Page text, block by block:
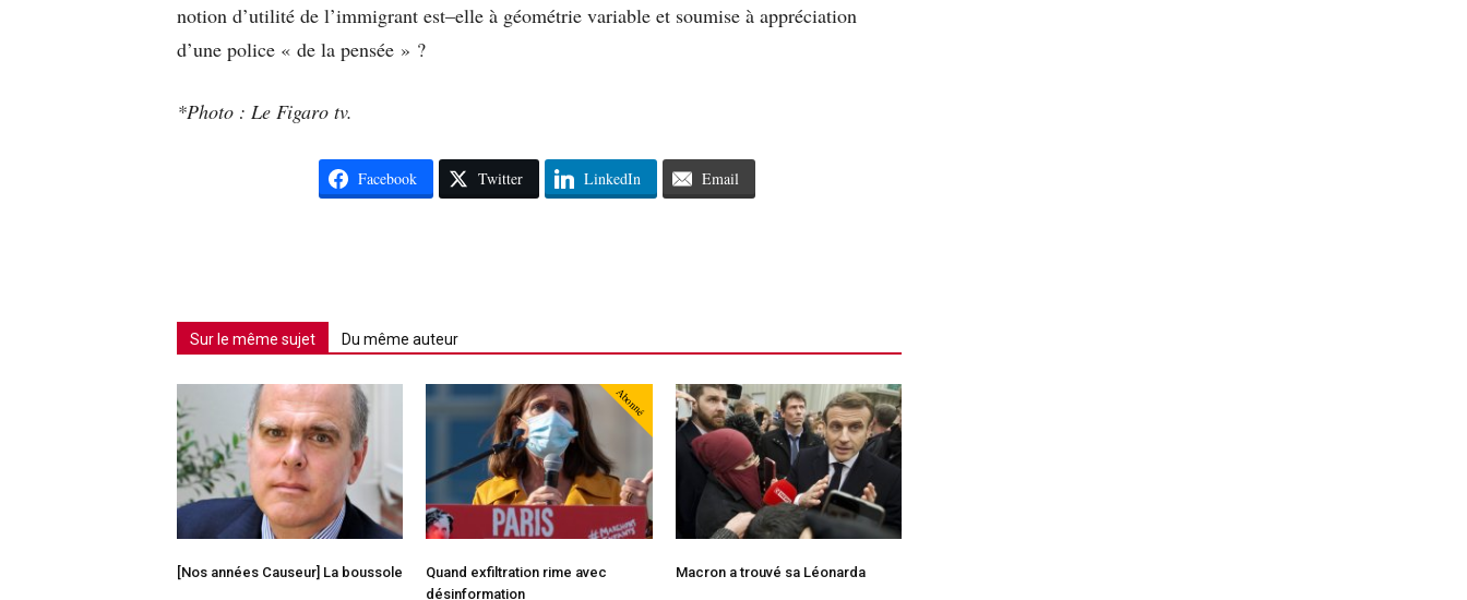
notion d’utilité de l’immigrant est–elle à géométrie variable et soumise à appréciation
d’une police « de la pensée » ?
*Photo : Le Figaro tv.
Facebook Twitter LinkedIn Email
Sur le même sujet Du même auteur
[Nos années Causeur] La boussole
Abonné
Quand exfiltration rime avec
désinformation
Macron a trouvé sa Léonarda